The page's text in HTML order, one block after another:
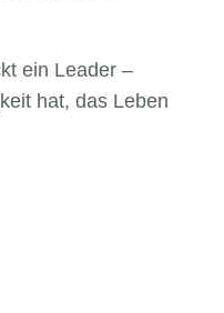
ein Leader –
hat, das Leben